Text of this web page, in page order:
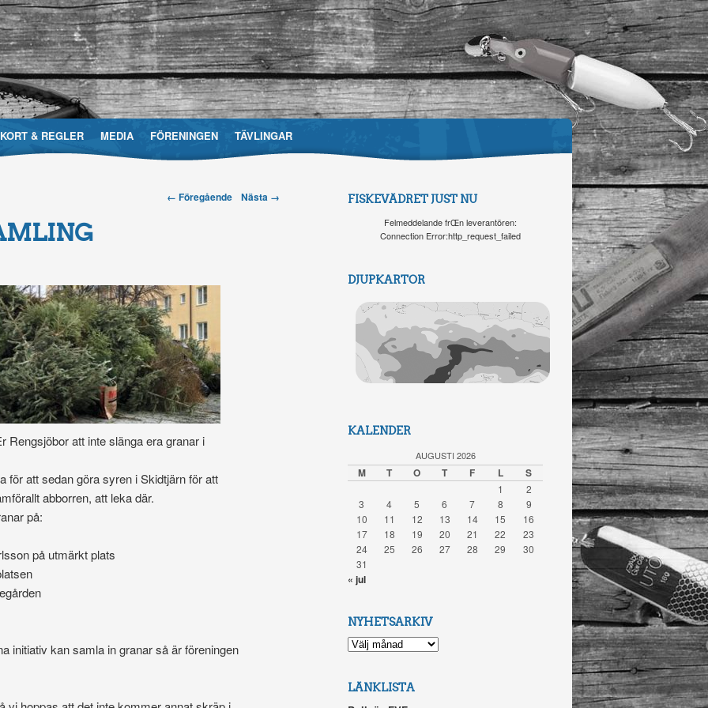
& REGLER MEDIA FÖRENINGEN TÄVLINGAR
Post navigation
← Föregående Nästa →
Rengsjöbor att inte slänga era granar i
för att sedan göra syren i Skidtjärn för att
abborren, att leka där.
på:
på utmärkt plats
initiativ kan samla in granar så är föreningen
FISKEVÄDRET JUST NU
Felmeddelande frŒn leverantören:
Connection Error:http_request_failed
DJUPKARTOR
KALENDER
AUGUSTI 2026
M T O T F L S
1
2
3
4 5 6 7 8
9
10
11 12 13 14 15
16
17
18 19 20 21 22
23
24
25 26 27 28 29
30
31
« jul
NYHETSARKIV
NYHETSARKIV
LÄNKLISTA